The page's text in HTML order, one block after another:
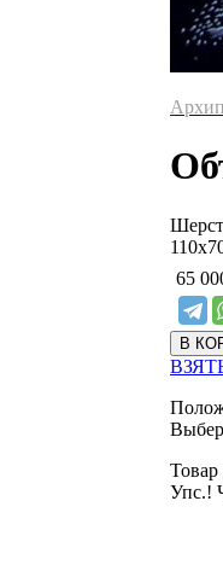
110х
65
Товар
Упс.!